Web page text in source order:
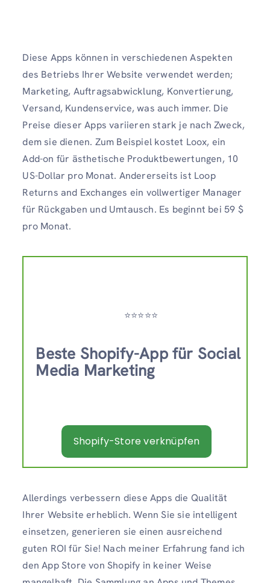
Diese Apps können in verschiedenen Aspekten
des Betriebs Ihrer Website verwendet werden;
Marketing, Auftragsabwicklung, Konvertierung,
Versand, Kundenservice, was auch immer. Die
Preise dieser Apps variieren stark je nach Zweck,
dem sie dienen. Zum Beispiel kostet Loox, ein
Add-on für ästhetische Produktbewertungen, 10
US-Dollar pro Monat. Andererseits ist Loop
Returns and Exchanges ein vollwertiger Manager
für Rückgaben und Umtausch. Es beginnt bei 59 $
pro Monat.
⭐️⭐️⭐️⭐️⭐️
Beste Shopify-App für Social
Media Marketing
Shopify-Store verknüpfen
Allerdings verbessern diese Apps die Qualität
Ihrer Website erheblich. Wenn Sie sie intelligent
einsetzen, generieren sie einen ausreichend
guten ROI für Sie! Nach meiner Erfahrung fand ich
den App Store von Shopify in keiner Weise